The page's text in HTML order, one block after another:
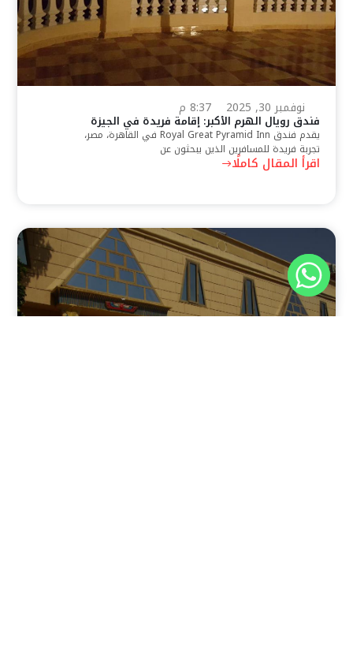
نوفمبر 30, 2025 8:37 م
فندق رويال الهرم الأكبر: إقامة فريدة في الجيزة
يقدم فندق Royal Great Pyramid Inn في القاهرة، مصر،
تجربة فريدة للمسافرين الذين يبحثون عن
اقرأ المقال كاملًا